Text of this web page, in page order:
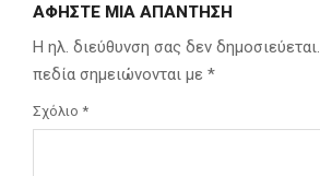
ΑΦΉΣΤΕ ΜΙΑ ΑΠΆΝΤΗΣΗ
Η ηλ. διεύθυνση σας δεν δημοσιεύεται.
πεδία σημειώνονται με *
Σχόλιο *